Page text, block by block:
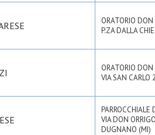
ORATORIO
P.ZA DALLA
ORATORIO
VIA SAN
PARROCCHIALE
VIA DON
DUGNANO (MI)